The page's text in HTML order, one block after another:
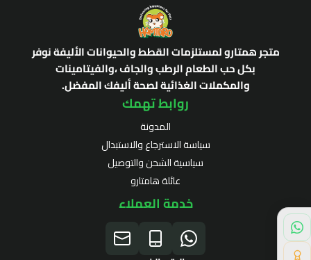
متجر همتارو لمستلزمات القطط والحيوانات الأليفة نوفر
بكل حب الطعام الرطب والجاف ،والفيتامينات
والمكملات الغذائية لصحة أليفك المفضل.
روابط تهمك
المدونة
سياسة الاسترجاع والاستبدال
سياسية الشحن والتوصيل
عائلة هامتارو
خدمة العملاء